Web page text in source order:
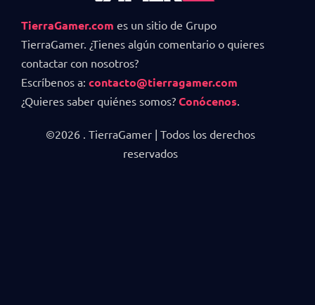
TierraGamer.com es un sitio de Grupo
TierraGamer. ¿Tienes algún comentario o quieres
contactar con nosotros?
Escríbenos a: contacto@tierragamer.com
¿Quieres saber quiénes somos? Conócenos.
©2026 . TierraGamer | Todos los derechos
reservados